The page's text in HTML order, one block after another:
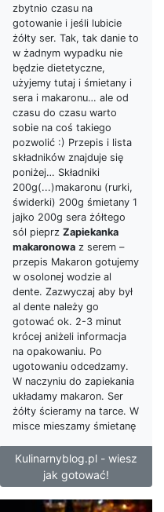
zbytnio czasu na
gotowanie i jeśli lubicie
żółty ser. Tak, tak danie to
w żadnym wypadku nie
będzie dietetyczne,
użyjemy tutaj i śmietany i
sera i makaronu… ale od
czasu do czasu warto
sobie na coś takiego
pozwolić :) Przepis i lista
składników znajduje się
poniżej… Składniki
200g(...)makaronu (rurki,
świderki) 200g śmietany 1
jajko 200g sera żółtego
sól pieprz Zapiekanka
makaronowa z serem –
przepis Makaron gotujemy
w osolonej wodzie al
dente. Zazwyczaj aby był
al dente należy go
gotować ok. 2-3 minut
krócej aniżeli informacja
na opakowaniu. Po
ugotowaniu odcedzamy.
W naczyniu do zapiekania
układamy makaron. Ser
żółty ścieramy na tarce. W
misce mieszamy śmietanę
Kulinarnyblog.pl - wiesz
jak gotować!